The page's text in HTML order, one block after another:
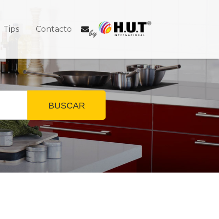
Tips Contacto
BUSCAR